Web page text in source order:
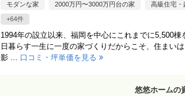
モダンな家 2000万円〜3000万円台の家 高級住宅・
+64件
1994年の設立以来、福岡を中心にこれまでに5,500
日暮らす一生に一度の家づくりだからこそ、住まい
影 ... 口コミ・坪単価を見る
悠悠ホームの